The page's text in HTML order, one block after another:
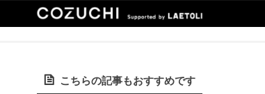
こちらの記事もおすすめです